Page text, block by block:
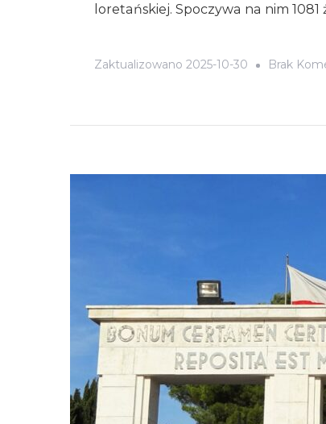
loretańskiej. Spoczywa na nim
Zaktualizowano 2025-10-30 Brak